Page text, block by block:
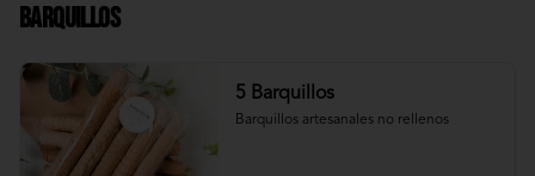
Barquillos
5 Barquillos
Barquillos artesanales no rellenos